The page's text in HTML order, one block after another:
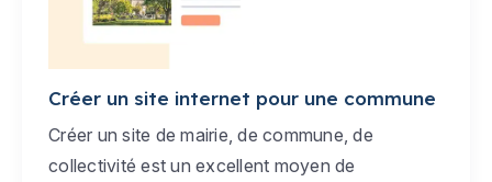
Créer un site internet pour une commune
Créer un site de mairie, de commune, de
collectivité est un excellent moyen de